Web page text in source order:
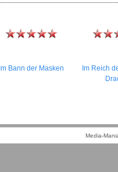
Im Bann der Masken
Im Reich
Media-